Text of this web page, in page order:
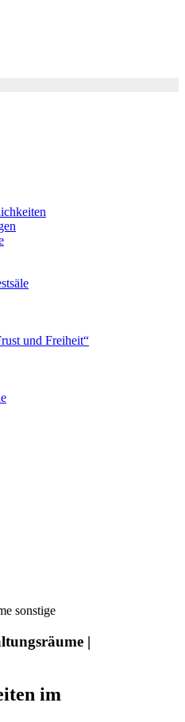
und Freiheit“
sonstige
|
im